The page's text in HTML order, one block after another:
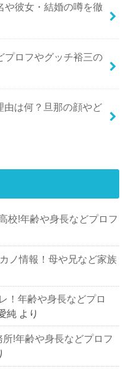
や彼女・結婚の噂を徹
プロフやグッチ裕三の
由は何？旦那の顔やど
校!年齢や身長などプロフ
ノ情報！母や兄など家族
！年齢や身長などプロ
純 より
!年齢や身長などプロフ